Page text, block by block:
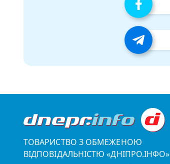
ТОВАРИСТВО З ОБМЕЖЕНОЮ
ВІДПОВІДАЛЬНІСТЮ «ДНІПРО.ІНФО»